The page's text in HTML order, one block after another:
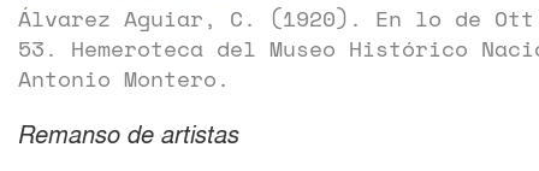
Álvarez Aguiar, C. (1920). En lo de
53. Hemeroteca del Museo Histórico
Antonio Montero.
Remanso de artistas